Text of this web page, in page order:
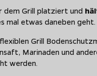
dem Grill platziert und
mal etwas daneben geht.
Grill
Marinaden und
werden.